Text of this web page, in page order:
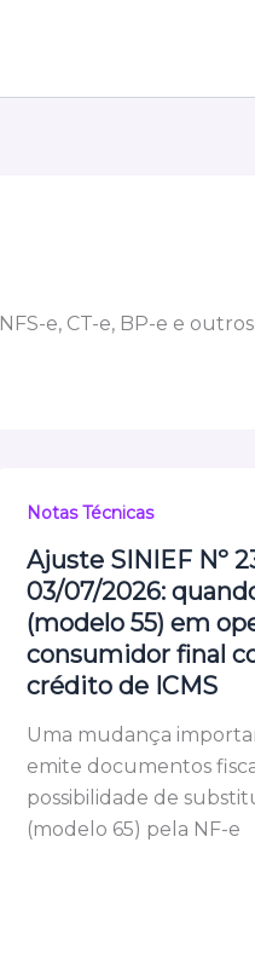
NFS-e, CT-e, BP-e e
Notas Técnicas
Ajuste SINIEF Nº
03/07/2026:
(modelo 55) em
consumidor final
crédito de ICMS
Uma mudança
emite documentos
possibilidade de
(modelo 65) pela NF-e